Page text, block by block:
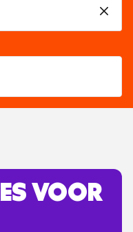
VOOR